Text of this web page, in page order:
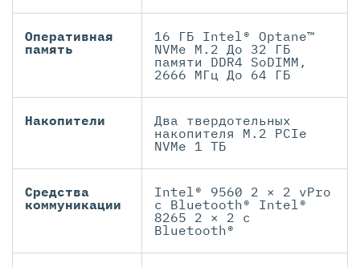
Оперативная
память
16 ГБ Intel® Optane™
NVMe M.2 До 32 ГБ
памяти DDR4 SoDIMM,
2666 МГц До 64 ГБ
Накопители
Два твердотельных
накопителя M.2 PCIe
NVMe 1 ТБ
Средства
коммуникации
Intel® 9560 2 × 2 vPro
с Bluetooth® Intel®
8265 2 × 2 с
Bluetooth®